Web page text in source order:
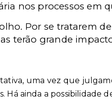
nos processos em
Por se tratarem
terão grande
uma vez que
Há ainda a